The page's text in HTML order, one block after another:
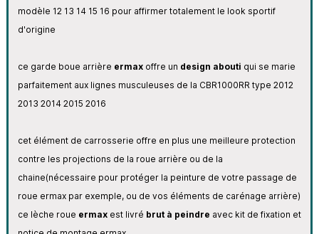
modèle 12 13 14 15 16 pour affirmer totalement le look sportif
d'origine
ce garde boue arrière ermaxoffre un design abouti qui se marie
parfaitement aux lignes musculeuses de la CBR1000RR type 2012
2013 2014 2015 2016
cet élément de carrosserie offre en plus une meilleure protection
contre les projections de la roue arrière ou de la
chaine(nécessaire pour protéger la peinture de votre passage de
roue ermax par exemple, ou de vos éléments de carénage arrière)
ce lèche roue ermaxest livré brut à peindre avec kit de fixation et